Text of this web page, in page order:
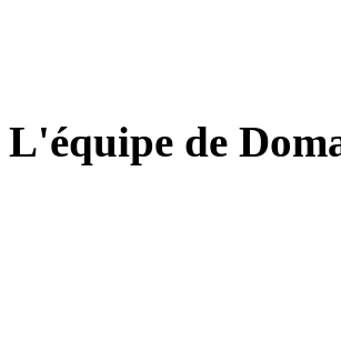
L'équipe de